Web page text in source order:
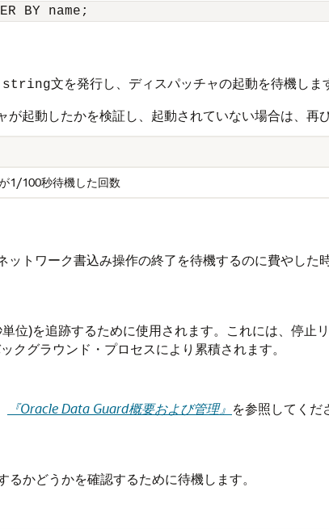
BY name;
string文を発行し、ディスパッチャの起動を待機しま
起動したかを検証し、起動されていない場合は、再
1/100秒待機した回数
ットワーク書込み操作の終了を待機するのに費やし
位)を追跡するために使用されます。これには、停止
クグラウンド・プロセスにより累積されます。
『Oracle Data Guard概要および管理』 を参照してくだ
かどうかを確認するために待機します。